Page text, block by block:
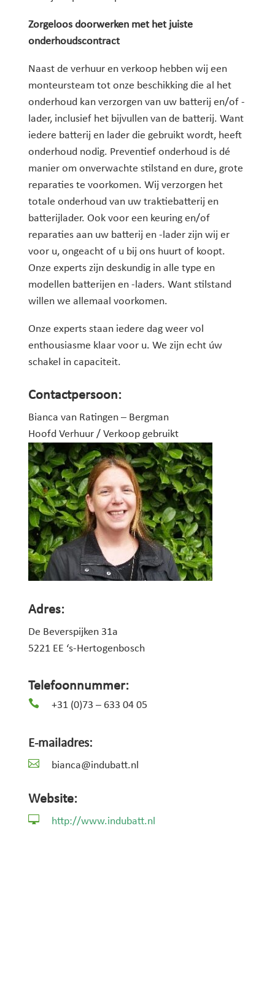
Zorgeloos doorwerken met het juiste
onderhoudscontract
Naast de verhuur en verkoop hebben wij een
monteursteam tot onze beschikking die al het
onderhoud kan verzorgen van uw batterij en/of -
lader, inclusief het bijvullen van de batterij. Want
iedere batterij en lader die gebruikt wordt, heeft
onderhoud nodig. Preventief onderhoud is dé
manier om onverwachte stilstand en dure, grote
reparaties te voorkomen. Wij verzorgen het
totale onderhoud van uw traktiebatterij en
batterijlader. Ook voor een keuring en/of
reparaties aan uw batterij en -lader zijn wij er
voor u, ongeacht of u bij ons huurt of koopt.
Onze experts zijn deskundig in alle type en
modellen batterijen en -laders. Want stilstand
willen we allemaal voorkomen.
Onze experts staan iedere dag weer vol
enthousiasme klaar voor u. We zijn echt úw
schakel in capaciteit.
Contactpersoon:
Bianca van Ratingen – Bergman
Hoofd Verhuur / Verkoop gebruikt
Adres:
De Beverspijken 31a
5221 EE ‘s-Hertogenbosch
Telefoonnummer:
 +31 (0)73 – 633 04 05
E-mailadres:
 bianca@indubatt.nl
Website:
 http://www.indubatt.nl